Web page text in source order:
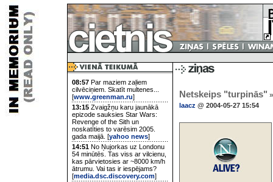
08:57 Par maziem zaļiem
cilvēciņiem. Skatīt multenes...
[www.greenman.ru]
13:15 Zvaigžņu karu jaunākā
epizode sauksies Star Wars:
Revenge of the Sith un
noskatīties to varēsim 2005.
gada maijā. [yahoo news]
14:51 No Ņujorkas uz Londonu
54 minūtēs. Tas viss ar vilcienu,
kas pārvietosies ar ~8000 km/h
ātrumu. Vai tas ir iespējams?
[media.dsc.discovery.com]
Netskeips "turpinās"
laacz @ 2004-05-27 15:54